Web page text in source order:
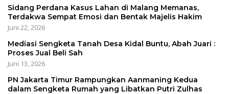
Sidang Perdana Kasus Lahan di Malang Memanas,
Terdakwa Sempat Emosi dan Bentak Majelis Hakim
Juni 22, 2026
Mediasi Sengketa Tanah Desa Kidal Buntu, Abah Juari :
Proses Jual Beli Sah
Juni 13, 2026
PN Jakarta Timur Rampungkan Aanmaning Kedua
dalam Sengketa Rumah yang Libatkan Putri Zulhas